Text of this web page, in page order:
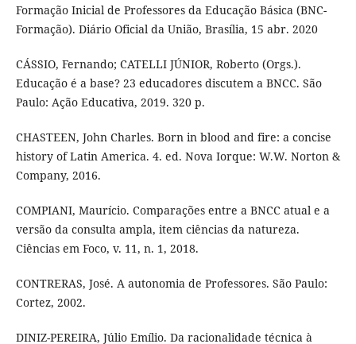
Formação Inicial de Professores da Educação Básica (BNC-
Formação). Diário Oficial da União, Brasília, 15 abr. 2020
CÁSSIO, Fernando; CATELLI JÚNIOR, Roberto (Orgs.).
Educação é a base? 23 educadores discutem a BNCC. São
Paulo: Ação Educativa, 2019. 320 p.
CHASTEEN, John Charles. Born in blood and fire: a concise
history of Latin America. 4. ed. Nova Iorque: W.W. Norton &
Company, 2016.
COMPIANI, Maurício. Comparações entre a BNCC atual e a
versão da consulta ampla, item ciências da natureza.
Ciências em Foco, v. 11, n. 1, 2018.
CONTRERAS, José. A autonomia de Professores. São Paulo:
Cortez, 2002.
DINIZ-PEREIRA, Júlio Emílio. Da racionalidade técnica à